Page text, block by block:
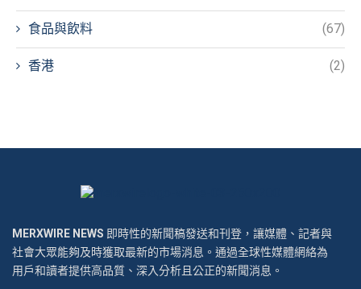
食品與飲料 (67)
香港 (2)
MERXWIRE NEWS 即時性的新聞稿發送和刊登，讓媒體、記者與
社會大眾能夠及時獲取最新的市場消息。通過全球性媒體網絡為
用戶和讀者提供高品質、深入分析且公正的新聞消息。